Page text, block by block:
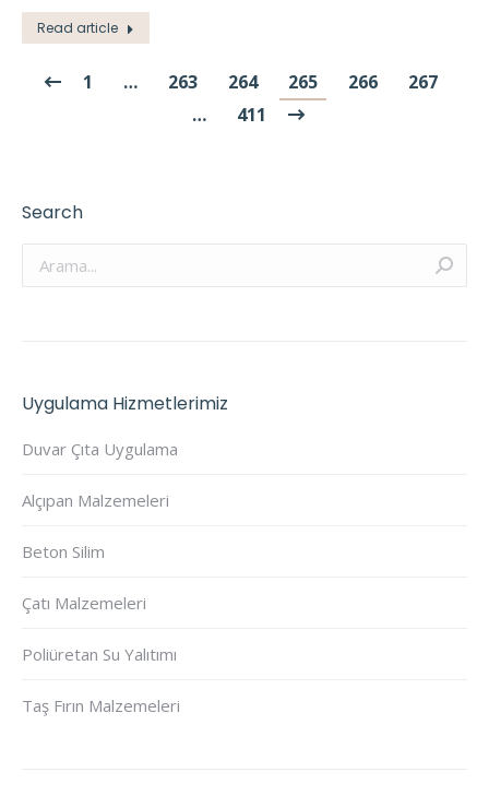
Read article
1 … 263 264 265 266
267
…
411
Search
Arama:
Uygulama Hizmetlerimiz
Duvar Çıta Uygulama
Alçıpan Malzemeleri
Beton Silim
Çatı Malzemeleri
Poliüretan Su Yalıtımı
Taş Fırın Malzemeleri